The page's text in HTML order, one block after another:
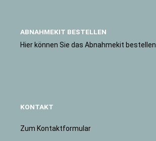
ABNAHMEKIT BESTELLEN
Hier können Sie das Abnahmekit bestellen
KONTAKT
Zum Kontaktformular